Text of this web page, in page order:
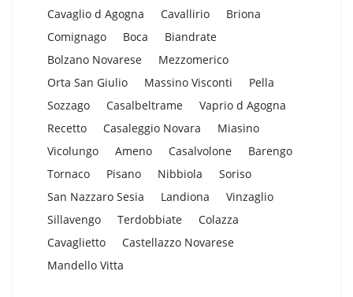
Cavaglio d Agogna
Cavallirio
Briona
Comignago
Boca
Biandrate
Bolzano Novarese
Mezzomerico
Orta San Giulio
Massino Visconti
Pella
Sozzago
Casalbeltrame
Vaprio d Agogna
Recetto
Casaleggio Novara
Miasino
Vicolungo
Ameno Casalvolone
Barengo
Tornaco
Pisano Nibbiola
Soriso
San Nazzaro Sesia
Landiona
Vinzaglio
Sillavengo
Terdobbiate
Colazza
Cavaglietto
Castellazzo Novarese
Mandello Vitta